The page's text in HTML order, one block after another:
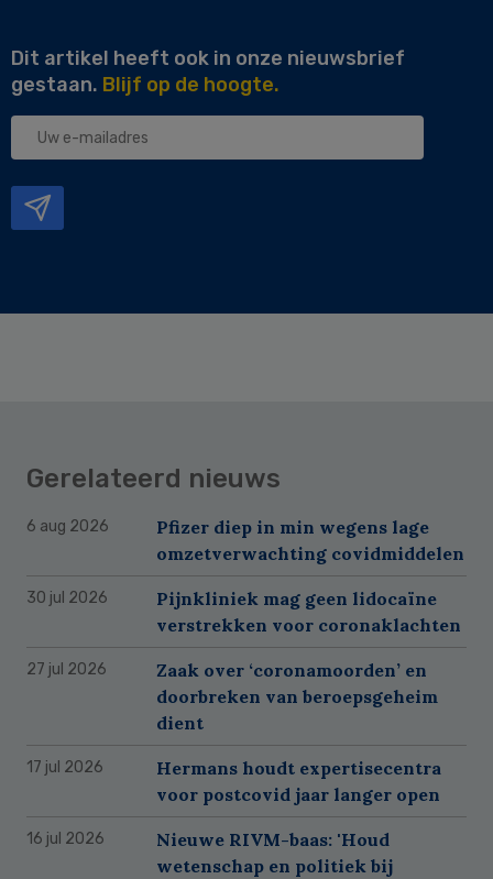
Dit artikel heeft ook in onze nieuwsbrief
gestaan. Blijf op de hoogte.
Uw
Gerelateerd nieuws
6 aug 2026
Pfizer diep in min wegens lage
omzetverwachting covidmiddelen
30 jul 2026
Pijnkliniek mag geen lidocaïne
verstrekken voor coronaklachten
27 jul 2026
Zaak over ‘coronamoorden’ en
doorbreken van beroepsgeheim
dient
17 jul 2026
Hermans houdt expertisecentra
voor postcovid jaar langer open
16 jul 2026
Nieuwe RIVM-baas: 'Houd
wetenschap en politiek bij